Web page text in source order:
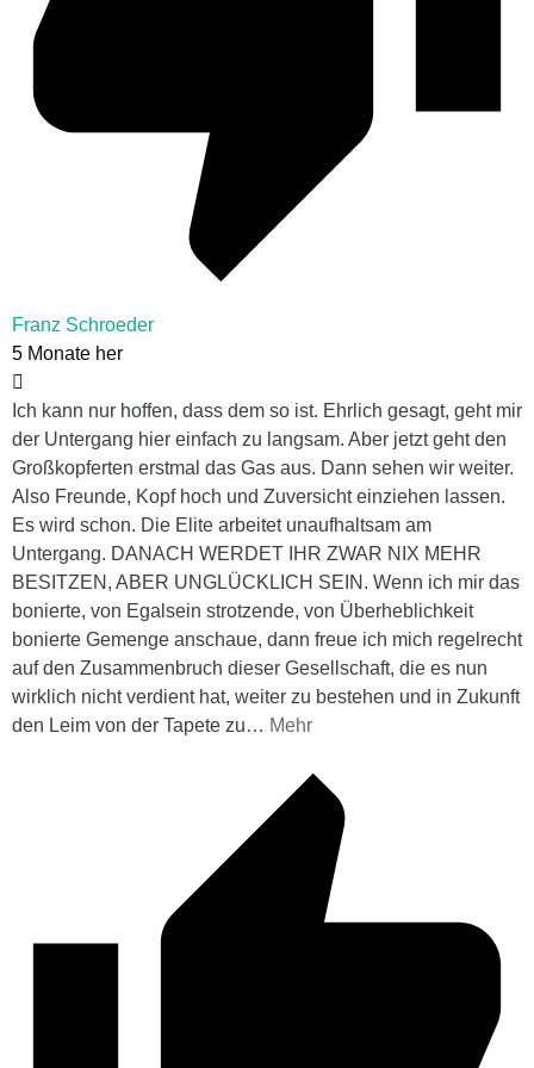
Franz Schroeder
5 Monate her
Ich kann nur hoffen, dass dem so ist. Ehrlich gesagt, geht mir
der Untergang hier einfach zu langsam. Aber jetzt geht den
Großkopferten erstmal das Gas aus. Dann sehen wir weiter.
Also Freunde, Kopf hoch und Zuversicht einziehen lassen.
Es wird schon. Die Elite arbeitet unaufhaltsam am
Untergang. DANACH WERDET IHR ZWAR NIX MEHR
BESITZEN, ABER UNGLÜCKLICH SEIN. Wenn ich mir das
bonierte, von Egalsein strotzende, von Überheblichkeit
bonierte Gemenge anschaue, dann freue ich mich regelrecht
auf den Zusammenbruch dieser Gesellschaft, die es nun
wirklich nicht verdient hat, weiter zu bestehen und in Zukunft
den Leim von der Tapete zu… Mehr